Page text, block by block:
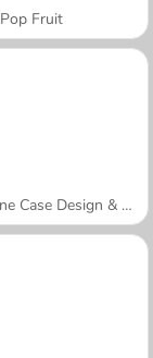
Pop Fruit
Mobile Phone Case Design & DIY